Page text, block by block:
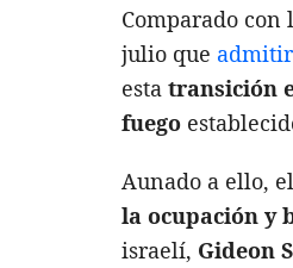
Comparado con
julio que
esta transición
fuego
Aunado a ello, el
la ocupación y
israelí, Gideon